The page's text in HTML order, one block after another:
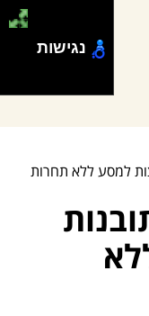
למסע ללא תחרות
נגישות